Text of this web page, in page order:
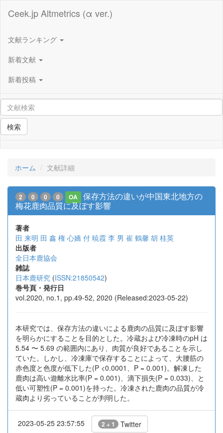
Ceek.jp Altmetrics (α ver.)
文献ランキング
新着文献
新着投稿
検索
ホーム 文献詳細
2 0 0 0 OA
保存方法の違いが中国東北地方の
梅花鹿肉品質に及ぼす影響
著者
田 来明 田 鑫 権 心嬌 付 暁霞 李 男 崔 鶴馨 胡 桂英
出版者
全日本鹿協会
雑誌
日本鹿研究 (ISSN:21850542)
巻号頁・発行日
vol.2020, no.1, pp.49-52, 2020 (Released:2023-05-22)
本研究では、保存方法の違いによる鹿肉の品質に及ぼす影響
を明らかにすることを目的とした。冷蔵および冷凍時のpH は
5.54 〜 5.69 の範囲内にあり、肉質が良好であることを示し
ていた。しかし、冷凍庫で保存することによって、大腰筋の
赤色度と色度が低下した(P <0.0001、P = 0.001)。解凍した
鹿肉は高い遊離水比率(P = 0.001)、滴下損失(P = 0.033)、と
低い可塑性(P = 0.001)を持った。冷凍された鹿肉の品質が冷
蔵肉より劣っていることが判明した。
2023-05-25 23:57:55 2 + 1 Twitter